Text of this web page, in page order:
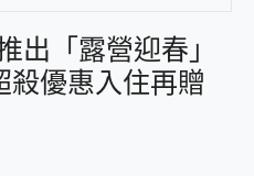
CP 值天花板~ Bongcom BS5 足球君開箱~ 短焦投影機 3千元就能擁有！ 折扣碼在這～
專為 PC上的 XBOX和掌機設計的 FireCuda X1070 SSD 固態硬碟開箱 評測
台灣製攝影機在這裡，100%全無線設計 SpotCam Solo Eco 太陽能防水雲端攝影機 SpotCam Solo 3 2.5K高畫質戶外攝影機 開箱 評測
出「露營迎春」
殺優惠入住再贈